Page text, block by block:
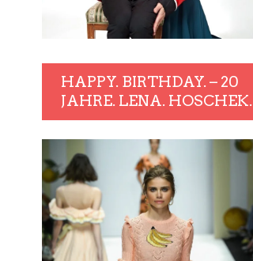
HAPPY. BIRTHDAY. – 20
JAHRE. LENA. HOSCHEK.